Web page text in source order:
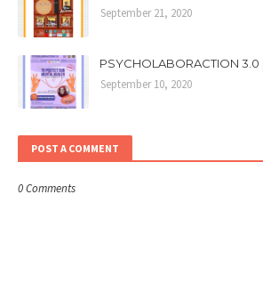
September 21, 2020
PSYCHOLABORACTION
September 10, 2020
POST A COMMENT
0 Comments